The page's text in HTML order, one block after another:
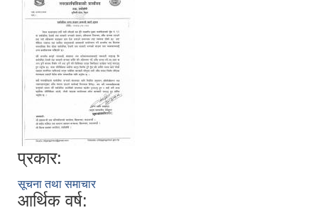
प्रकार:
सूचना तथा समाचार
आर्थिक वर्ष: